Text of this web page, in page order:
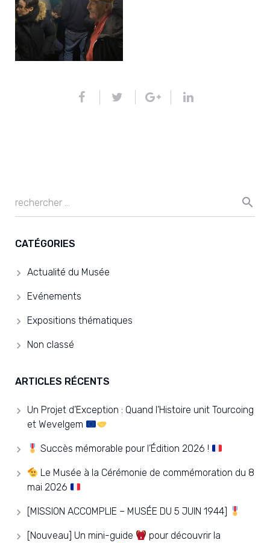
CATÉGORIES
Actualité du Musée
Evénements
Expositions thématiques
Non classé
ARTICLES RÉCENTS
Un Projet d’Exception : Quand l’Histoire unit Tourcoing
et Wevelgem
Succès mémorable pour l’Édition 2026 !
Le Musée à la Cérémonie de commémoration du 8
mai 2026
[MISSION ACCOMPLIE – MUSÉE DU 5 JUIN 1944]
[Nouveau] Un mini-guide
pour découvrir la